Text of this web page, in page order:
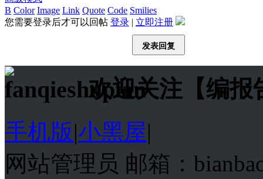
B Color Image Link Quote Code Smilies
您需要登录后才可以回帖 登录 | 立即注册
发表回复
欢迎关注【编报
手机版|小黑屋|
网站管理员 邮箱：